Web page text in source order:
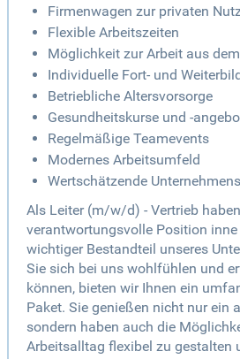
Firmenwagen zur privaten
Flexible Arbeitszeiten
Möglichkeit zur Arbeit aus
Individuelle Fort- und
Betriebliche Altersvorsorge
Gesundheitskurse und -
Regelmäßige Teamevents
Modernes Arbeitsumfeld
Wertschätzende
Als Leiter (m/w/d) - Vertrieb
verantwortungsvolle Position
wichtiger Bestandteil unseres
Sie sich bei uns wohlfühlen und
können, bieten wir Ihnen ein
Paket. Sie genießen nicht nur ein
sondern haben auch die
Arbeitsalltag flexibel zu gestalten